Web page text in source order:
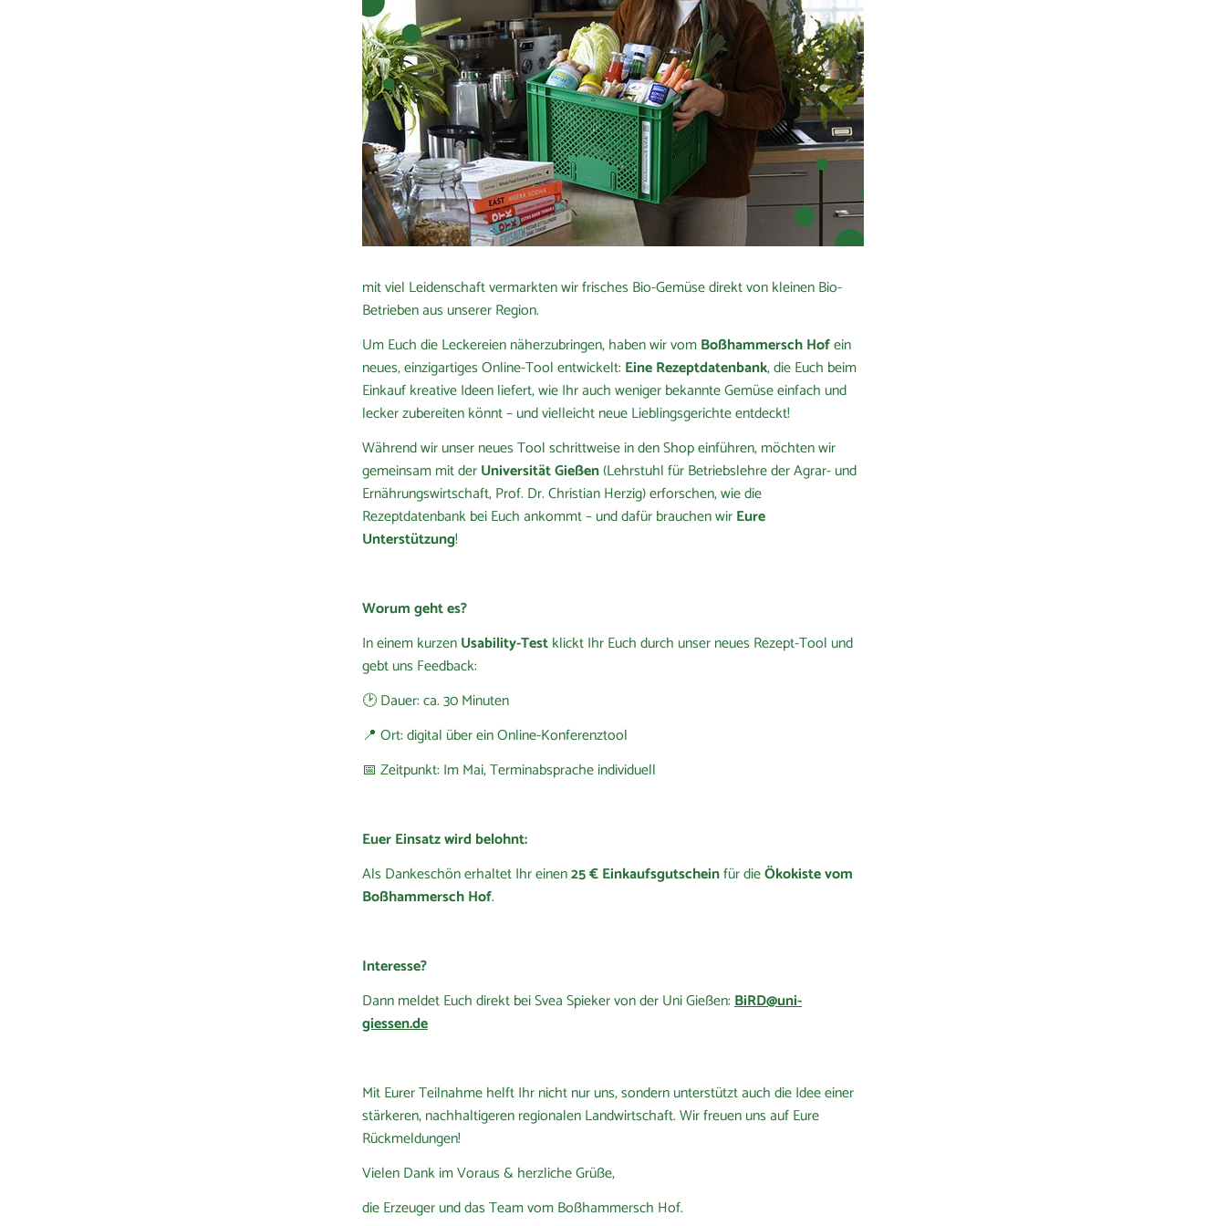
mit viel Leidenschaft vermarkten wir frisches Bio-Gemüse direkt von kleinen Bio-
Betrieben aus unserer Region.
Um Euch die Leckereien näherzubringen, haben wir vomBoßhammersch Hofein
neues, einzigartiges Online-Tool entwickelt: Eine Rezeptdatenbank, die Euch beim
Einkauf kreative Ideen liefert, wie Ihr auch weniger bekannte Gemüse einfach und
lecker zubereiten könnt – und vielleicht neue Lieblingsgerichte entdeckt!
Während wir unser neues Tool schrittweise in den Shop einführen, möchten wir
gemeinsam mit derUniversität Gießen(Lehrstuhl für Betriebslehre der Agrar- und
Ernährungswirtschaft, Prof. Dr. Christian Herzig) erforschen, wie die
Rezeptdatenbank bei Euch ankommt – und dafür brauchen wirEure
Unterstützung!
Worum geht es?
In einem kurzenUsability-Testklickt Ihr Euch durch unser neues Rezept-Tool und
gebt uns Feedback:
🕑 Dauer: ca. 30 Minuten
📍 Ort: digital über ein Online-Konferenztool
📅 Zeitpunkt: Im Mai, Terminabsprache individuell
Euer Einsatz wird belohnt:
Als Dankeschön erhaltet Ihr einen25 € Einkaufsgutscheinfür dieÖkokiste vom
Boßhammersch Hof.
Interesse?
Dann meldet Euch direkt bei Svea Spieker von der Uni Gießen:BiRD@uni-
giessen.de
Mit Eurer Teilnahme helft Ihr nicht nur uns, sondern unterstützt auch die Idee einer
stärkeren, nachhaltigeren regionalen Landwirtschaft. Wir freuen uns auf Eure
Rückmeldungen!
Vielen Dank im Voraus & herzliche Grüße,
die Erzeuger und das Team vom Boßhammersch Hof.